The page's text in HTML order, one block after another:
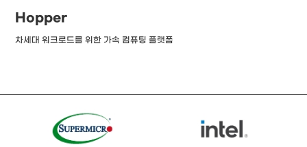
Hopper
차세대 워크로드를 위한 가속 컴퓨팅 플랫폼